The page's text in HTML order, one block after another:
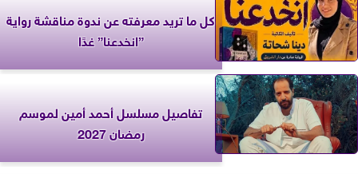
كل ما تريد معرفته عن ندوة مناقشة رواية
”انخدعنا” غدًا
تفاصيل مسلسل أحمد أمين لموسم
رمضان 2027